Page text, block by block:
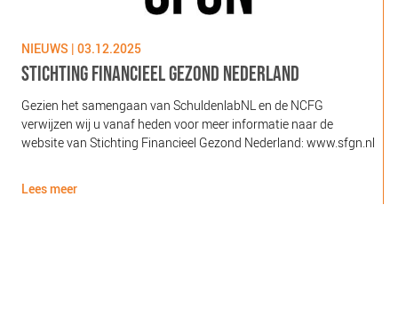
NIEUWS | 03.12.2025
STICHTING FINANCIEEL GEZOND NEDERLAND
Gezien het samengaan van SchuldenlabNL en de NCFG
verwijzen wij u vanaf heden voor meer informatie naar de
website van Stichting Financieel Gezond Nederland: www.sfgn.nl
Lees meer